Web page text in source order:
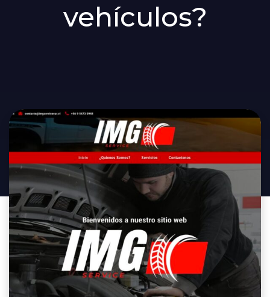
vehículos?